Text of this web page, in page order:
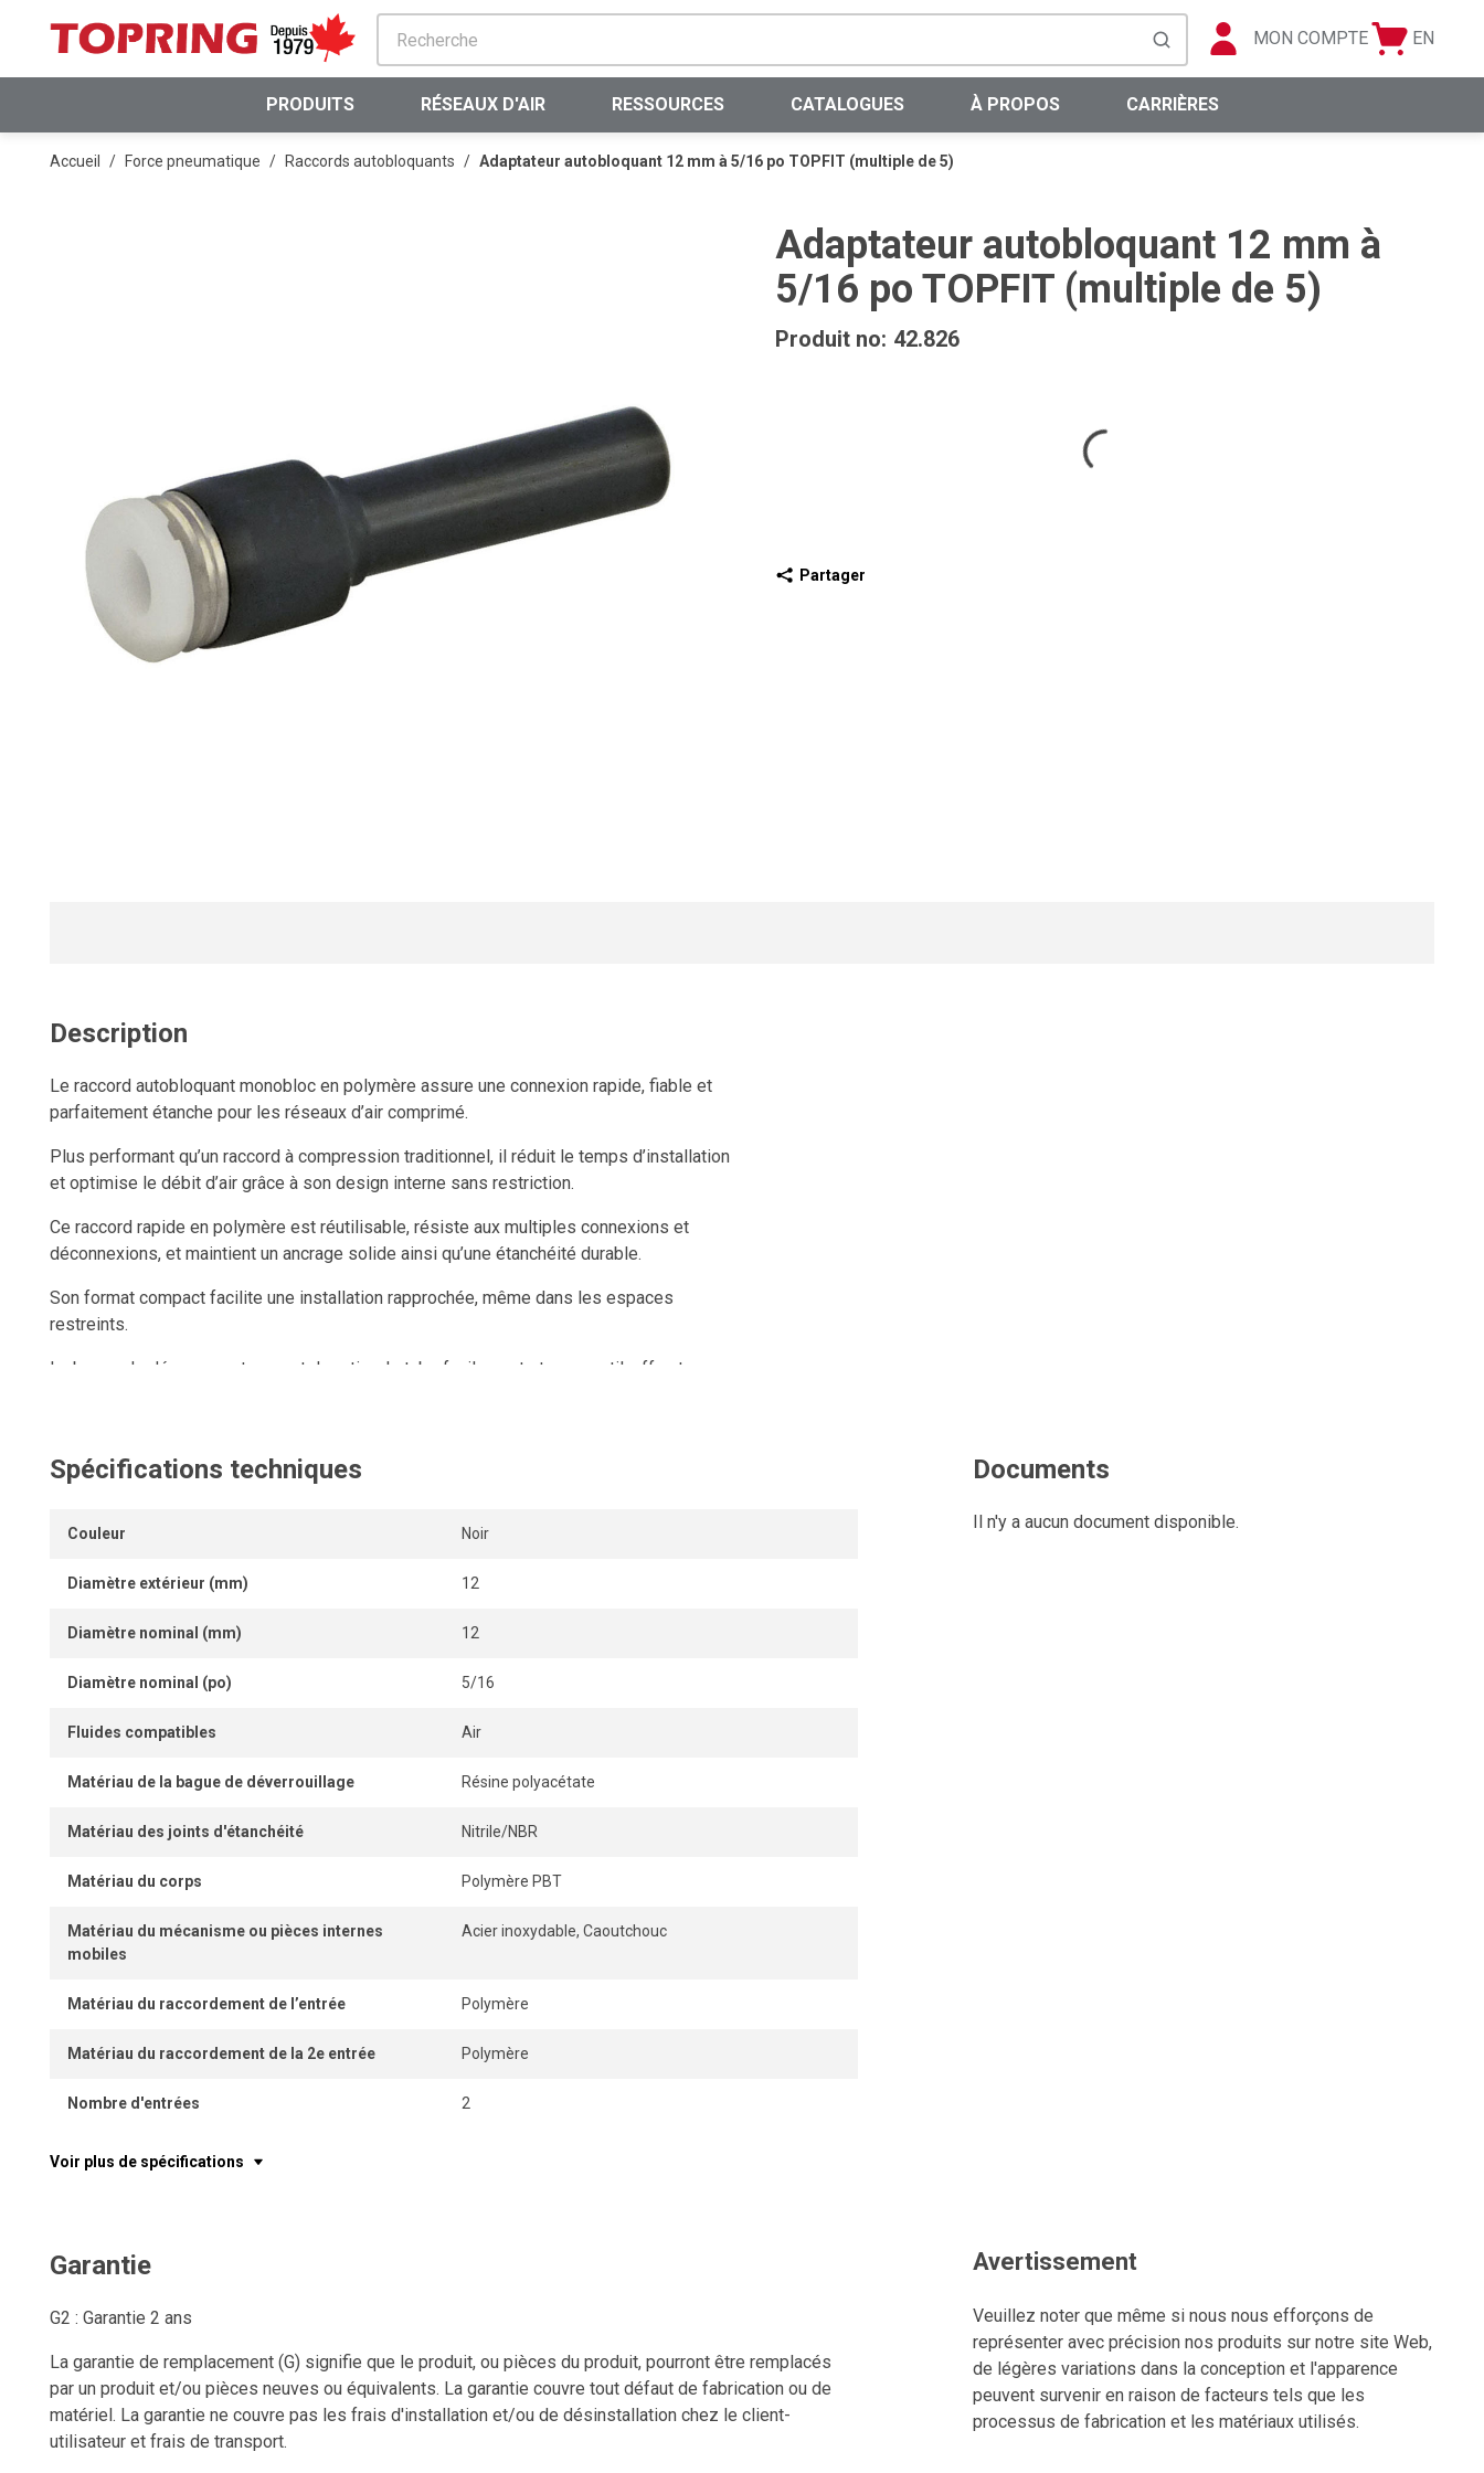
PASSER AU CONTENU PRINCIPAL
soumettre la recherche
MON COMPTE
Panier
Langue
EN
PRODUITS RÉSEAUX D'AIR RESSOURCES CATALOGUES À PROPOS CARRIÈRES
Accueil / Force pneumatique / Raccords autobloquants / Adaptateur autobloquant 12 mm à 5/16 po TOPFIT (multiple de 5)
Adaptateur autobloquant 12 mm à
5/16 po TOPFIT (multiple de 5)
Produit no: 42.826
Partager
Description
Le raccord autobloquant monobloc en polymère assure une connexion rapide, fiable et
parfaitement étanche pour les réseaux d’air comprimé.
Plus performant qu’un raccord à compression traditionnel, il réduit le temps d’installation
et optimise le débit d’air grâce à son design interne sans restriction.
Ce raccord rapide en polymère est réutilisable, résiste aux multiples connexions et
déconnexions, et maintient un ancrage solide ainsi qu’une étanchéité durable.
Son format compact facilite une installation rapprochée, même dans les espaces
restreints.
La bague de dégagement permet de retirer le tube facilement et sans outil, offrant une
Spécifications techniques
Couleur Noir
Diamètre extérieur (mm) 12
Diamètre nominal (mm) 12
Diamètre nominal (po) 5/16
Fluides compatibles Air
Matériau de la bague de déverrouillage Résine polyacétate
Matériau des joints d'étanchéité Nitrile/NBR
Matériau du corps Polymère PBT
Matériau du mécanisme ou pièces internes
mobiles
Acier inoxydable, Caoutchouc
Matériau du raccordement de l’entrée Polymère
Matériau du raccordement de la 2e entrée Polymère
Nombre d'entrées 2
Voir plus de spécifications
Documents
Il n'y a aucun document disponible.
Garantie
G2 : Garantie 2 ans
La garantie de remplacement (G) signifie que le produit, ou pièces du produit, pourront être remplacés
par un produit et/ou pièces neuves ou équivalents. La garantie couvre tout défaut de fabrication ou de
matériel. La garantie ne couvre pas les frais d'installation et/ou de désinstallation chez le client-
utilisateur et frais de transport.
Avertissement
Veuillez noter que même si nous nous efforçons de
représenter avec précision nos produits sur notre site Web,
de légères variations dans la conception et l'apparence
peuvent survenir en raison de facteurs tels que les
processus de fabrication et les matériaux utilisés.